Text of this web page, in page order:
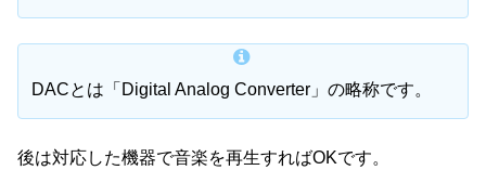
DACとは「Digital Analog Converter」の略称です。
後は対応した機器で音楽を再生すればOKです。